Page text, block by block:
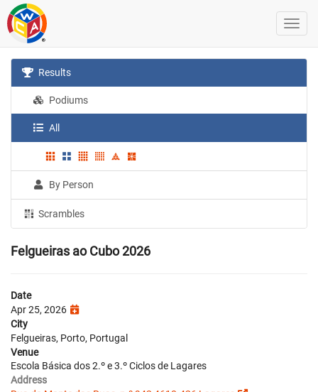
Results
Podiums
All
By Person
Scrambles
Felgueiras ao Cubo 2026
Date
Apr 25, 2026
City
Felgueiras, Porto, Portugal
Venue
Escola Básica dos 2.º e 3.º Ciclos de Lagares
Address